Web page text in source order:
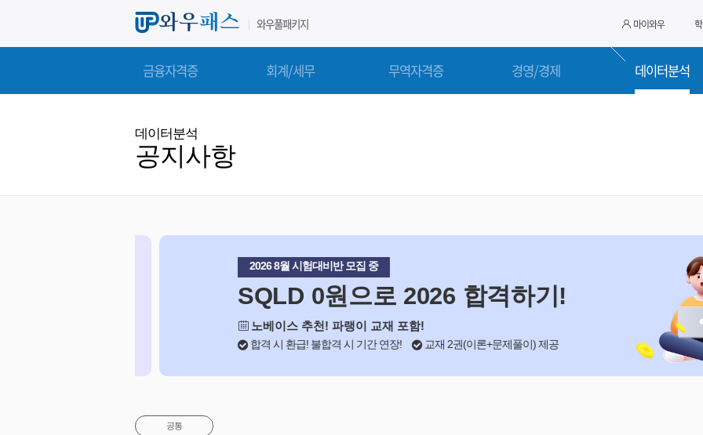
와우풀패키지
데이터분석
공지사항
금융자격증 회계/세무 무역자격증 경영/경제 데이터분석
마이와우
2026 8월 시험대비반 모집 중
SQLD 0원으로 2026 합격하기!
노베이스 추천! 파랭이 교재 포함!
합격 시 환급! 불합격 시 기간 연장! 교재 2권(이론+문제풀이) 제공
공통